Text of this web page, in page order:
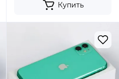
Купить